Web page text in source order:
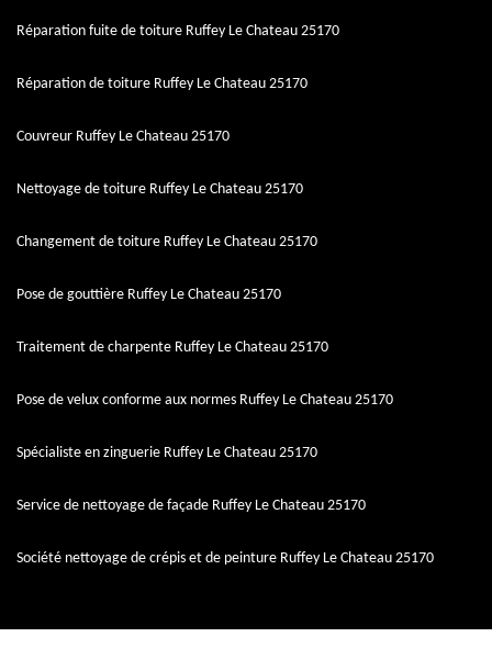
Réparation fuite de toiture Ruffey Le Chateau 25170
Réparation de toiture Ruffey Le Chateau 25170
Couvreur Ruffey Le Chateau 25170
Nettoyage de toiture Ruffey Le Chateau 25170
Changement de toiture Ruffey Le Chateau 25170
Pose de gouttière Ruffey Le Chateau 25170
Traitement de charpente Ruffey Le Chateau 25170
Pose de velux conforme aux normes Ruffey Le Chateau 25170
Spécialiste en zinguerie Ruffey Le Chateau 25170
Service de nettoyage de façade Ruffey Le Chateau 25170
Société nettoyage de crépis et de peinture Ruffey Le Chateau 25170